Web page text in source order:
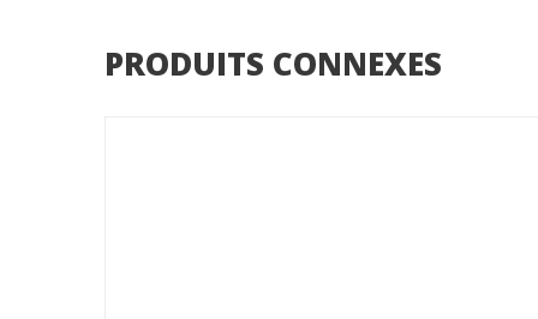
PRODUITS CONNEXES